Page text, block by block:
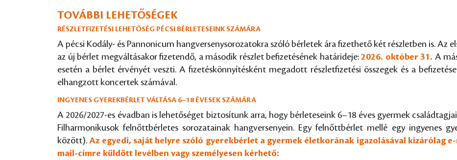
TOVÁBBI LEHETŐSÉGEK
RÉSZLETFIZETÉSI LEHETŐSÉG PÉCSI BÉRLETESEINK SZÁMÁRA
A pécsi Kodály- és Pannonicum hangversenysorozatokra szóló bérletek ára fizethető két részletben is. Az
az új bérlet megváltásakor fizetendő, a második részlet befizetésének határideje:2026. október 31. A
esetén a bérlet érvényét veszti. A fizetéskönnyítésként megadott részletfizetési összegek és a
elhangzott koncertek számával.
INGYENES GYEREKBÉRLET VÁLTÁSA 6–18 ÉVESEK SZÁMÁRA
A 2026/2027-es évadban is lehetőséget biztosítunk arra, hogy bérleteseink 6–18 éves gyermek
Filharmonikusok felnőttbérletes sorozatainak hangversenyein. Egy felnőttbérlet mellé egy ingyenes
között).Az egyedi, saját helyre szóló gyerekbérlet a gyermek életkorának igazolásával kizárólag
mail-címre küldött levélben vagy személyesen kérhető: